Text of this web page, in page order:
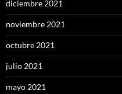
diciembre 2021
noviembre 2021
octubre 2021
julio 2021
mayo 2021